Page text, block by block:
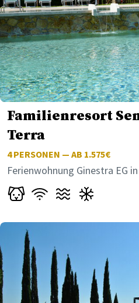
Familienresort
Terra
4PERSONEN — AB 1.575€
Ferienwohnung Ginestra EG